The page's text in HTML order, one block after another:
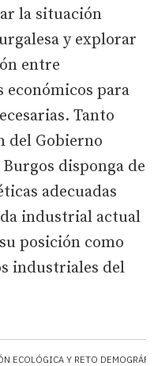
ECOLÓGICA Y RETO
la situación
y explorar
entre
económicos para
Tanto
del Gobierno
disponga de
adecuadas
industrial actual
posición como
industriales del